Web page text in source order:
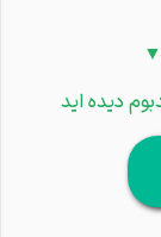
▼
دیده اید